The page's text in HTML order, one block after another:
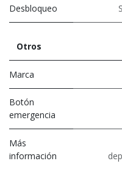
Desbloqueo
Otros
Marca
Botón
emergencia
Más
información